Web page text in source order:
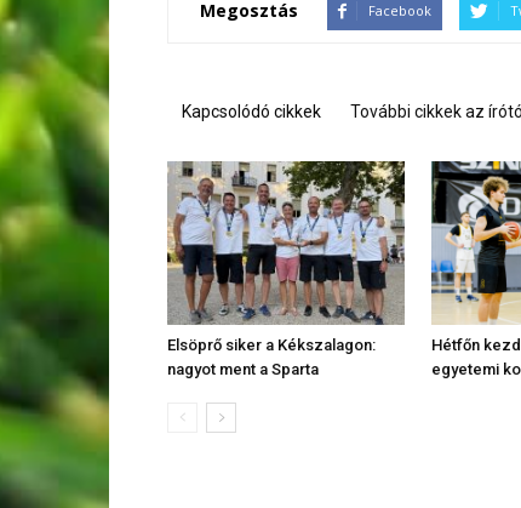
Megosztás Facebook
Kapcsolódó cikkek További cikkek az írótól
Elsöprő siker a Kékszalagon:
nagyot ment a Sparta
Hétfőn
egyetemi